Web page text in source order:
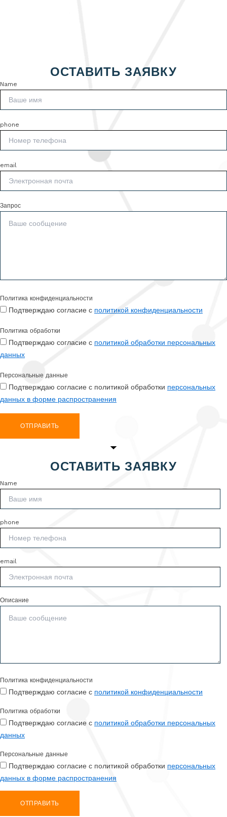
ОСТАВИТЬ ЗАЯВКУ
Name
phone
email
Запрос
Политика конфиденциальности
Подтверждаю согласие с политикой конфиденциальности
Политика обработки
Подтверждаю согласие с политикой обработки персональных
данных
Персональные данные
Подтверждаю согласие с политикой обработки персональных
данных в форме распространения
ОТПРАВИТЬ
ОСТАВИТЬ ЗАЯВКУ
Name
phone
email
Описание
Политика конфиденциальности
Подтверждаю согласие с политикой конфиденциальности
Политика обработки
Подтверждаю согласие с политикой обработки персональных
данных
Персональные данные
Подтверждаю согласие с политикой обработки персональных
данных в форме распространения
ОТПРАВИТЬ